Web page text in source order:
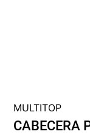
MULTITOP
CABECERA